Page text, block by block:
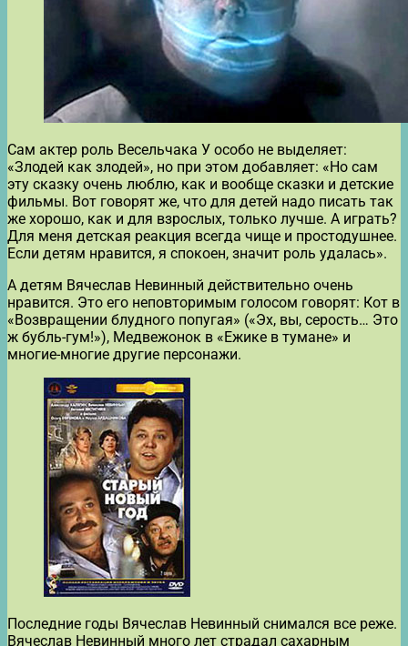
Сам актер роль Весельчака У особо не выделяет:
«Злодей как злодей», но при этом добавляет: «Но сам
эту сказку очень люблю, как и вообще сказки и детские
фильмы. Вот говорят же, что для детей надо писать так
же хорошо, как и для взрослых, только лучше. А играть?
Для меня детская реакция всегда чище и простодушнее.
Если детям нравится, я спокоен, значит роль удалась».
А детям Вячеслав Невинный действительно очень
нравится. Это его неповторимым голосом говорят: Кот в
«Возвращении блудного попугая» («Эх, вы, серость… Это
ж бубль-гум!»), Медвежонок в «Ежике в тумане» и
многие-многие другие персонажи.
Последние годы Вячеслав Невинный снимался все реже.
Вячеслав Невинный много лет страдал сахарным